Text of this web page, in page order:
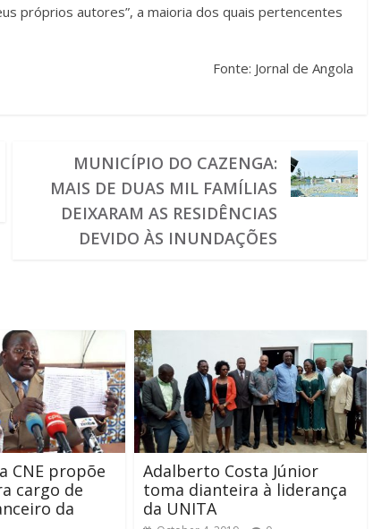
próprios autores”, a maioria dos quais pertencentes
Fonte: Jornal de Angola
MUNICÍPIO DO CAZENGA:
MAIS DE DUAS MIL FAMÍLIAS
DEIXARAM AS RESIDÊNCIAS
DEVIDO ÀS INUNDAÇÕES
CNE propõe
cargo de
da
Adalberto Costa Júnior
toma dianteira à liderança
da UNITA